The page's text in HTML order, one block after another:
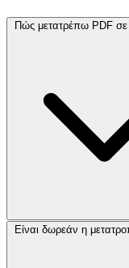
Πώς μετατρέπω PDF
Είναι δωρεάν η